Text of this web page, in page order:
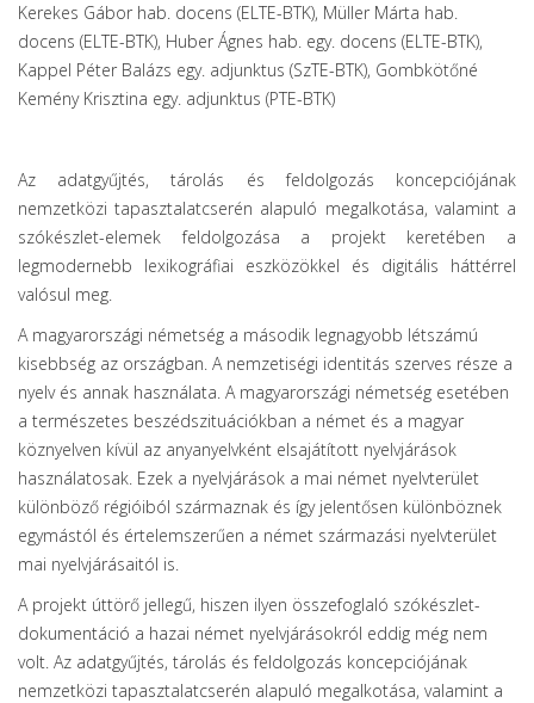
Kerekes Gábor hab. docens (ELTE-BTK), Müller Márta hab.
docens (ELTE-BTK), Huber Ágnes hab. egy. docens (ELTE-BTK),
Kappel Péter Balázs egy. adjunktus (SzTE-BTK), Gombkötőné
Kemény Krisztina egy. adjunktus (PTE-BTK)
Az adatgyűjtés, tárolás és feldolgozás koncepciójának
nemzetközi tapasztalatcserén alapuló megalkotása, valamint a
szókészlet-elemek feldolgozása a projekt keretében a
legmodernebb lexikográfiai eszközökkel és digitális háttérrel
valósul meg.
A magyarországi németség a második legnagyobb létszámú
kisebbség az országban. A nemzetiségi identitás szerves része a
nyelv és annak használata. A magyarországi németség esetében
a természetes beszédszituációkban a német és a magyar
köznyelven kívül az anyanyelvként elsajátított nyelvjárások
használatosak. Ezek a nyelvjárások a mai német nyelvterület
különböző régióiból származnak és így jelentősen különböznek
egymástól és értelemszerűen a német származási nyelvterület
mai nyelvjárásaitól is.
A projekt úttörő jellegű, hiszen ilyen összefoglaló szókészlet-
dokumentáció a hazai német nyelvjárásokról eddig még nem
volt. Az adatgyűjtés, tárolás és feldolgozás koncepciójának
nemzetközi tapasztalatcserén alapuló megalkotása, valamint a